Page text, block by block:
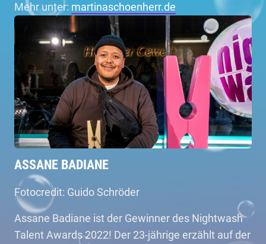
Mehr unter: martinaschoenherr.de
ASSANE BADIANE
Fotocredit: Guido Schröder
Assane Badiane ist der Gewinner des Nightwash
Talent Awards 2022! Der 23-jährige erzählt auf der